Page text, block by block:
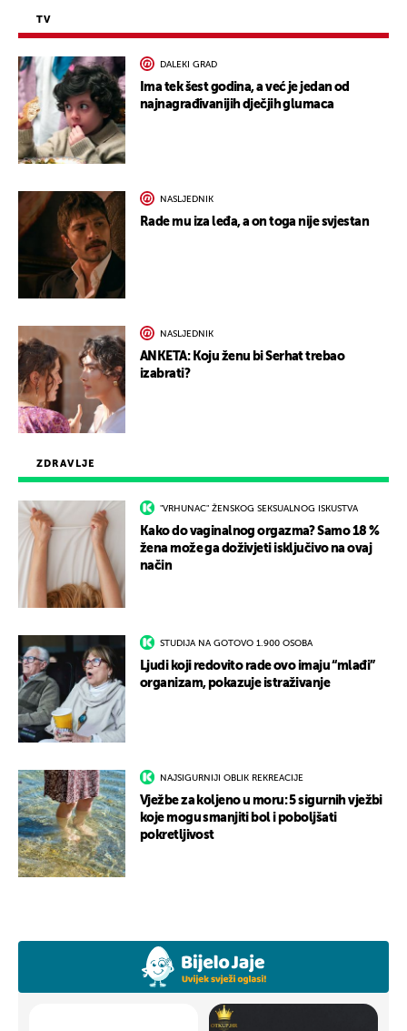
ZDRAVLJE
"VRHUNAC" ŽENSKOG SEKSUALNOG ISKUSTVA
Kako do vaginalnog orgazma? Samo 18 %
žena može ga doživjeti isključivo na ovaj
način
STUDIJA NA GOTOVO 1.900 OSOBA
Ljudi koji redovito rade ovo imaju “mlađi”
organizam, pokazuje istraživanje
NAJSIGURNIJI OBLIK REKREACIJE
Vježbe za koljeno u moru: 5 sigurnih vježbi
koje mogu smanjiti bol i poboljšati
pokretljivost
TV
DALEKI GRAD
Ima tek šest godina, a već je jedan od
najnagrađivanijih dječjih glumaca
NASLJEDNIK
Rade mu iza leđa, a on toga nije svjestan
NASLJEDNIK
ANKETA: Koju ženu bi Serhat trebao
izabrati?